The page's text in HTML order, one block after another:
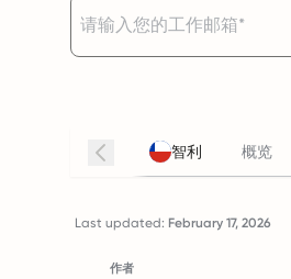
智利 概览
Last updated: February 17, 2026
作者